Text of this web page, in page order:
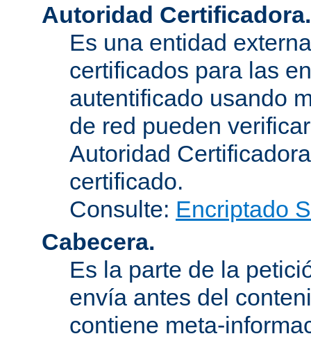
Autoridad Certificadora.
Es una entidad
certificados para las
autentificado usando
de red pueden
Autoridad
certificado.
Consulte: Encriptado
Cabecera.
Es la parte de la
envía antes del
contiene meta-